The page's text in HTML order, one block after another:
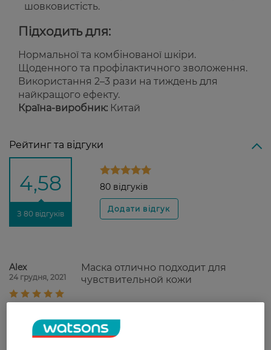
шовковистість.
Підходить для:
Нормальної та комбінованої шкіри.
Щоденного та профілактичного зволоження.
Використання 2–3 рази на тиждень для
найкращого ефекту.
Країна-виробник: Китай
Рейтинг та відгуки
4,58
З 80 відгуків
80 відгуків
Alex
24 грудня, 2021
Маска отлично подходит для
чувствительной кожи
23 листопада, 2021
любимая маска. качество супер